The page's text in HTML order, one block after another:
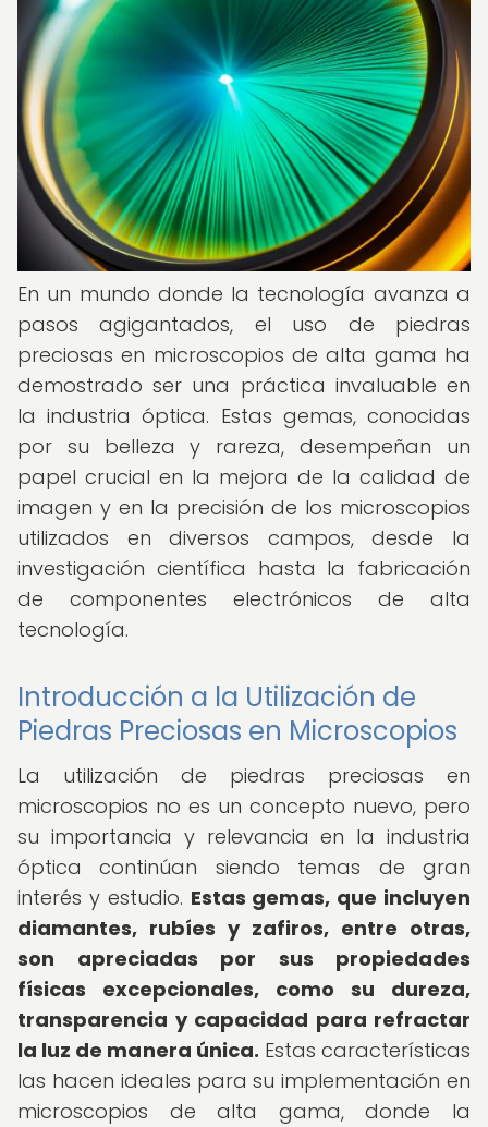
En un mundo donde la tecnología avanza a
pasos agigantados, el uso de piedras
preciosas en microscopios de alta gama ha
demostrado ser una práctica invaluable en
la industria óptica. Estas gemas, conocidas
por su belleza y rareza, desempeñan un
papel crucial en la mejora de la calidad de
imagen y en la precisión de los microscopios
utilizados en diversos campos, desde la
investigación científica hasta la fabricación
de componentes electrónicos de alta
tecnología.
Introducción a la Utilización de
Piedras Preciosas en Microscopios
La utilización de piedras preciosas en
microscopios no es un concepto nuevo, pero
su importancia y relevancia en la industria
óptica continúan siendo temas de gran
interés y estudio. Estas gemas, que incluyen
diamantes, rubíes y zafiros, entre otras,
son apreciadas por sus propiedades
físicas excepcionales, como su dureza,
transparencia y capacidad para refractar
la luz de manera única. Estas características
las hacen ideales para su implementación en
microscopios de alta gama, donde la